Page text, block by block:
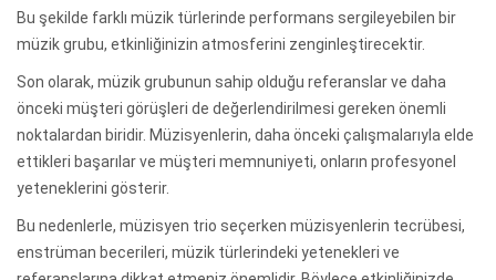
Bu şekilde farklı müzik türlerinde performans sergileyebilen bir
müzik grubu, etkinliğinizin atmosferini zenginleştirecektir.
Son olarak, müzik grubunun sahip olduğu referanslar ve daha
önceki müşteri görüşleri de değerlendirilmesi gereken önemli
noktalardan biridir. Müzisyenlerin, daha önceki çalışmalarıyla elde
ettikleri başarılar ve müşteri memnuniyeti, onların profesyonel
yeteneklerini gösterir.
Bu nedenlerle, müzisyen trio seçerken müzisyenlerin tecrübesi,
enstrüman becerileri, müzik türlerindeki yetenekleri ve